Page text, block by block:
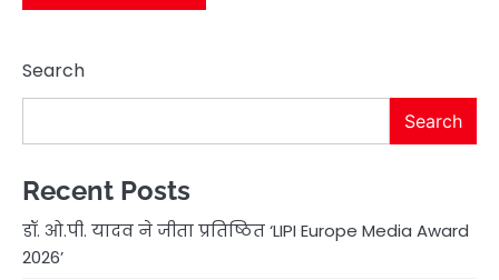
Search
Search
Recent Posts
डॉ. ओ.पी. यादव ने जीता प्रतिष्ठित ‘LIPI Europe Media Award
2026’